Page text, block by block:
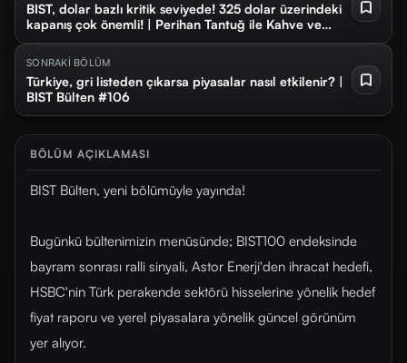
BIST, dolar bazlı kritik seviyede! 325 dolar üzerindeki
kapanış çok önemli! | Perihan Tantuğ ile Kahve ve
Borsa #84
SONRAKİ BÖLÜM
Türkiye, gri listeden çıkarsa piyasalar nasıl etkilenir? |
BIST Bülten #106
BÖLÜM AÇIKLAMASI
BIST Bülten, yeni bölümüyle yayında!
Bugünkü bültenimizin menüsünde; BIST100 endeksinde
bayram sonrası ralli sinyali, Astor Enerji'den ihracat hedefi,
HSBC'nin Türk perakende sektörü hisselerine yönelik hedef
fiyat raporu ve yerel piyasalara yönelik güncel görünüm
yer alıyor.